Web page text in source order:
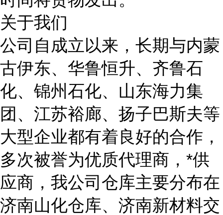
关于我们
公司自成立以来，长期与内蒙
古伊东、华鲁恒升、齐鲁石
化、锦州石化、山东海力集
团、江苏裕廊、扬子巴斯夫等
大型企业都有着良好的合作，
多次被誉为优质代理商，*供
应商，我公司仓库主要分布在
济南山化仓库、济南新材料交